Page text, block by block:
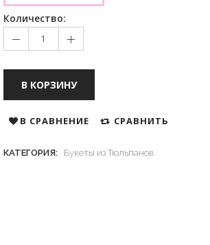
Количество:
В КОРЗИНУ
В СРАВНЕНИЕ СРАВНИТЬ
КАТЕГОРИЯ: Букеты из Тюльпанов